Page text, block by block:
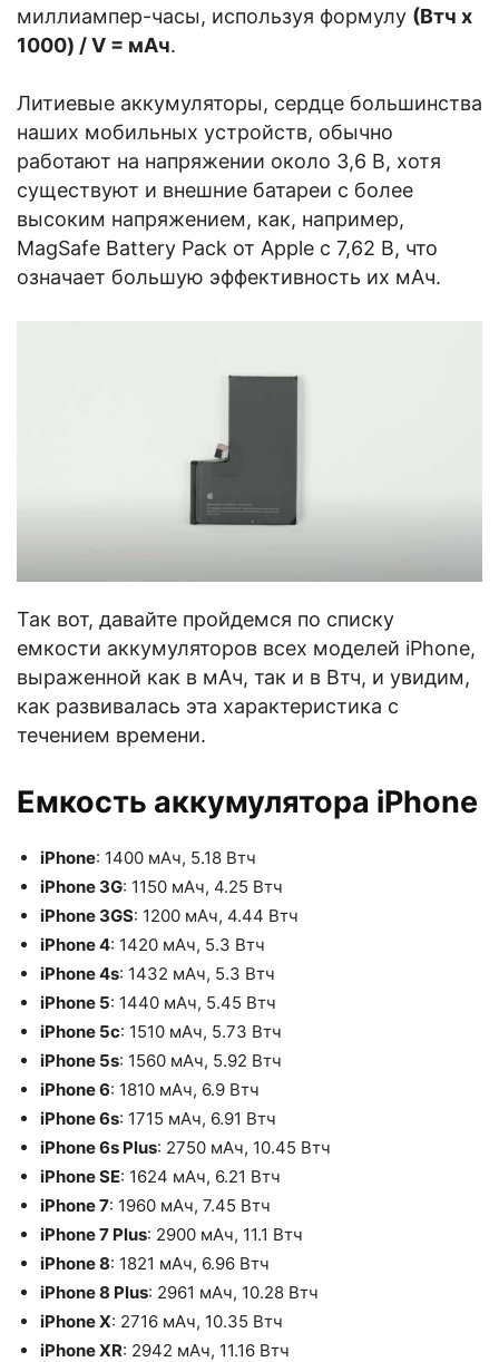
миллиампер-часы, используя формулу (Втч x
1000) / V = мАч.
Литиевые аккумуляторы, сердце большинства
наших мобильных устройств, обычно
работают на напряжении около 3,6 В, хотя
существуют и внешние батареи с более
высоким напряжением, как, например,
MagSafe Battery Pack от Apple с 7,62 В, что
означает большую эффективность их мАч.
Так вот, давайте пройдемся по списку
емкости аккумуляторов всех моделей iPhone,
выраженной как в мАч, так и в Втч, и увидим,
как развивалась эта характеристика с
течением времени.
Емкость аккумулятора iPhone
iPhone: 1400 мАч, 5.18 Втч
iPhone 3G: 1150 мАч, 4.25 Втч
iPhone 3GS: 1200 мАч, 4.44 Втч
iPhone 4: 1420 мАч, 5.3 Втч
iPhone 4s: 1432 мАч, 5.3 Втч
iPhone 5: 1440 мАч, 5.45 Втч
iPhone 5c: 1510 мАч, 5.73 Втч
iPhone 5s: 1560 мАч, 5.92 Втч
iPhone 6: 1810 мАч, 6.9 Втч
iPhone 6s: 1715 мАч, 6.91 Втч
iPhone 6s Plus: 2750 мАч, 10.45 Втч
iPhone SE: 1624 мАч, 6.21 Втч
iPhone 7: 1960 мАч, 7.45 Втч
iPhone 7 Plus: 2900 мАч, 11.1 Втч
iPhone 8: 1821 мАч, 6.96 Втч
iPhone 8 Plus: 2961 мАч, 10.28 Втч
iPhone X: 2716 мАч, 10.35 Втч
iPhone XR: 2942 мАч, 11.16 Втч